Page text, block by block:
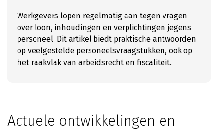
Werkgevers lopen regelmatig aan tegen vragen
over loon, inhoudingen en verplichtingen jegens
personeel. Dit artikel biedt praktische antwoorden
op veelgestelde personeelsvraagstukken, ook op
het raakvlak van arbeidsrecht en fiscaliteit.
Actuele ontwikkelingen en